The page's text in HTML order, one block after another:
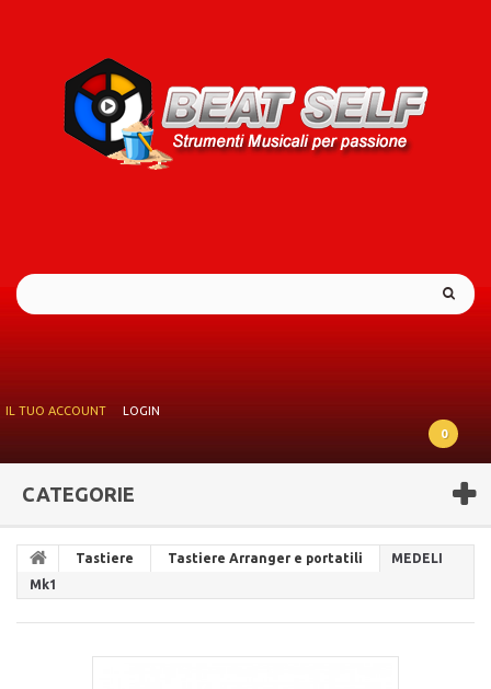
IL TUO ACCOUNT
LOGIN
0
CATEGORIE
Tastiere Tastiere Arranger e portatili
MEDELI
Mk1